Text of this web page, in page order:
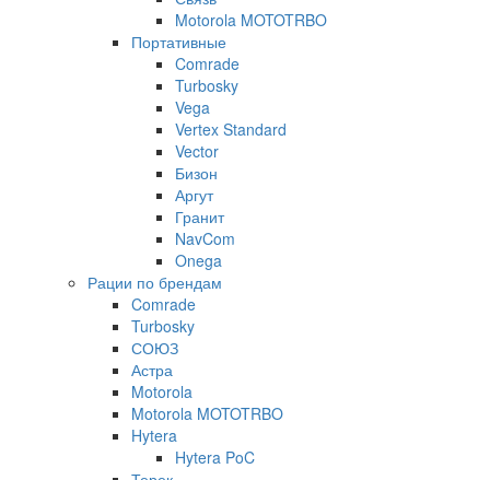
Motorola MOTOTRBO
Портативные
Comrade
Turbosky
Vega
Vertex Standard
Vector
Бизон
Аргут
Гранит
NavCom
Onega
Рации по брендам
Comrade
Turbosky
СОЮЗ
Астра
Motorola
Motorola MOTOTRBO
Hytera
Hytera PoC